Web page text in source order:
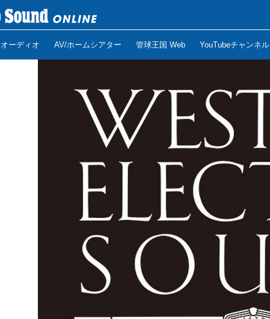
オーディオ AV/ホームシアター 管球王国 Web YouTubeチャンネル